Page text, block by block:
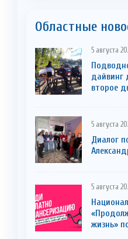
Областные
5 августа
дайвинг
второе
5 августа
Диалог
5 августа
жизнь»